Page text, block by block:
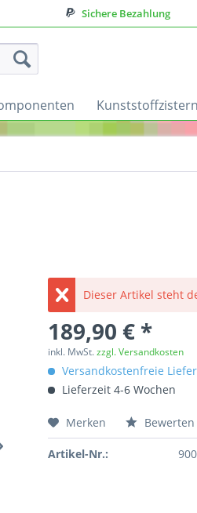
Sichere Bezahlung
Dieser Artikel steht
189,90 € *
inkl. MwSt.zzgl. Versandkosten
Versandkostenfreie
Lieferzeit 4-6 Wochen
Merken Bewerten
Artikel-Nr.: